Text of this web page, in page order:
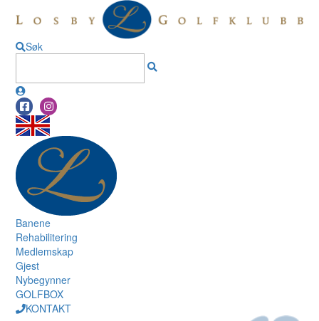
Søk
Banene
Rehabilitering
Medlemskap
Gjest
Nybegynner
GOLFBOX
KONTAKT